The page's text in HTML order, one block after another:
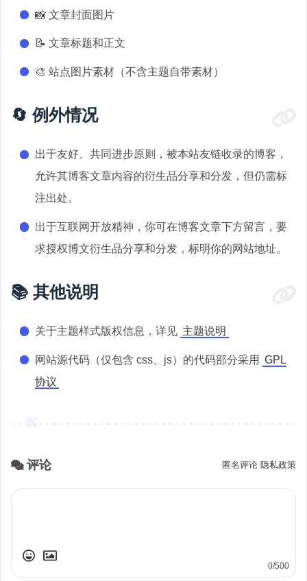
📸 文章封面图片
📝 文章标题和正文
🎨 站点图片素材（不含主题自带素材）
🔄 例外情况
出于友好、共同进步原则，被本站友链收录的博客，
允许其博客文章内容的衍生品分享和分发，但仍需标
注出处。
出于互联网开放精神，你可在博客文章下方留言，要
求授权博文衍生品分享和分发，标明你的网站地址。
📚 其他说明
关于主题样式版权信息，详见 主题说明
网站源代码（仅包含 css、js）的代码部分采用
GPL
协议
评论 匿名评论 隐私政策
0/500